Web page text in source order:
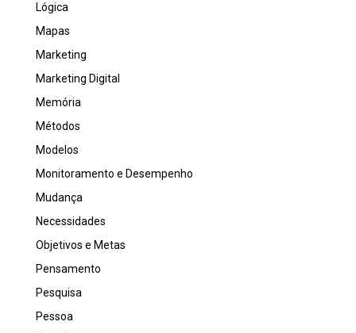
Lógica
Mapas
Marketing
Marketing Digital
Memória
Métodos
Modelos
Monitoramento e Desempenho
Mudança
Necessidades
Objetivos e Metas
Pensamento
Pesquisa
Pessoa